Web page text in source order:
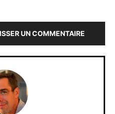
UN COMMENTAIRE